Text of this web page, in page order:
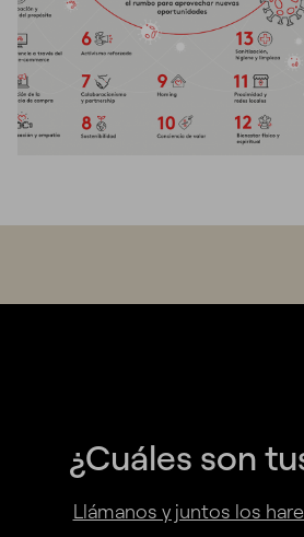
¿Cuáles son
Llámanos y juntos los